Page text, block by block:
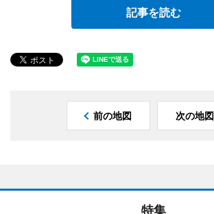
記事を読む
前の地図 次の地図
特集